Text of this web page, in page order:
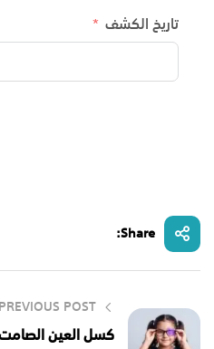
تاريخ الكشف
Share:
PREVIOUS POST